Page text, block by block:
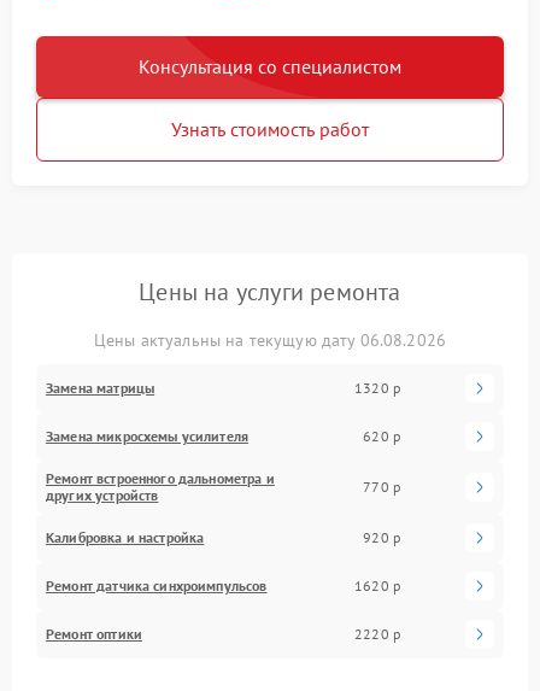
Консультация со специалистом
Узнать стоимость работ
Цены на услуги ремонта
Цены актуальны на текущую дату 06.08.2026
Замена матрицы 1320 р
Замена микросхемы усилителя 620 р
Ремонт встроенного дальнометра и
других устройств
770 р
Калибровка и настройка 920 р
Ремонт датчика синхроимпульсов 1620 р
Ремонт оптики 2220 р